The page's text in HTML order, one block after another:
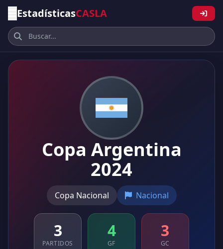
EstadísticasCASLA
Copa Argentina
2024
Copa Nacional Nacional
3
PARTIDOS
4
GF
3
GC